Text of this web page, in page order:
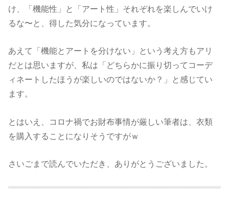
け、「機能性」と「アート性」それぞれを楽しんでいけ
るな〜と、得した気分になっています。
あえて「機能とアートを分けない」という考え方もアリ
だとは思いますが、私は「どちらかに振り切ってコーデ
ィネートしたほうが楽しいのではないか？」と感じてい
ます。
とはいえ、コロナ禍でお財布事情が厳しい筆者は、衣類
を購入することになりそうですがｗ
さいごまで読んでいただき、ありがとうございました。